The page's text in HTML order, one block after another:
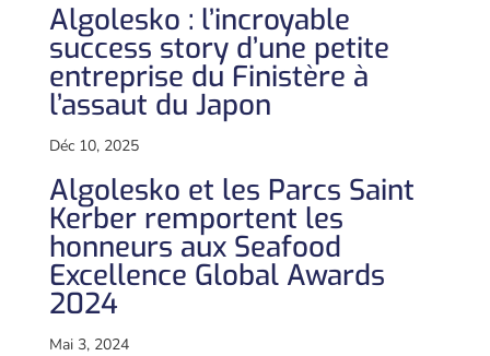
Algolesko : l’incroyable
success story d’une petite
entreprise du Finistère à
l’assaut du Japon
Déc 10, 2025
Algolesko et les Parcs Saint
Kerber remportent les
honneurs aux Seafood
Excellence Global Awards
2024
Mai 3, 2024